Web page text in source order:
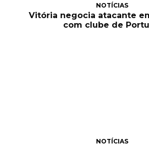
NOTÍCIAS
Vitória negocia atacante
com clube de
NOTÍCIAS